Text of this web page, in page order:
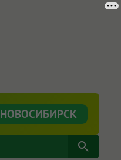
НОВОСИБИРСК